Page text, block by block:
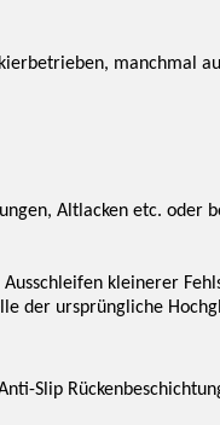
manchmal
Altlacken etc.
kleinerer
der ursprüngliche
Slip